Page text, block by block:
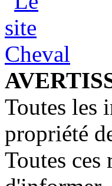
Toutes les
propriété
Toutes ces